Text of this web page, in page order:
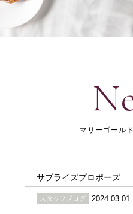
マリーゴール
サプライズプロポーズ
スタッフブログ 2024.03.01